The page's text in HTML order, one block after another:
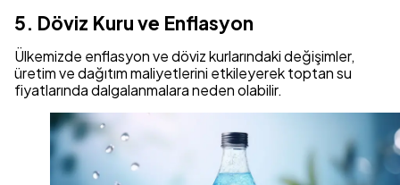
5. Döviz Kuru ve Enflasyon
Ülkemizde enflasyon ve döviz kurlarındaki değişimler,
üretim ve dağıtım maliyetlerini etkileyerek toptan su
fiyatlarında dalgalanmalara neden olabilir.